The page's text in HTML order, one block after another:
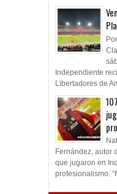
Independiente
Libertadores de
Fernández, autor
que jugaron en
profesionalismo.